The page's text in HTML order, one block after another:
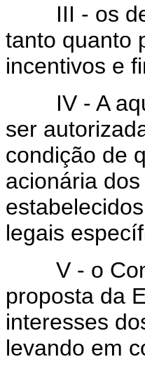
III - os
tanto quanto
incentivos e
IV - A
ser
condição de
acionária
legais
V - o
proposta da
interesses
levando em